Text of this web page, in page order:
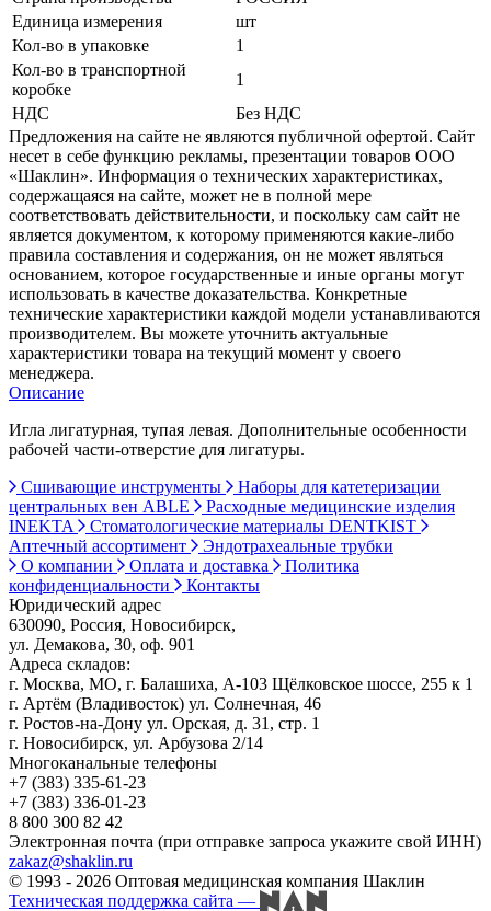
Единица измерения
шт
Кол-во в упаковке
1
Кол-во в транспортной
коробке
1
НДС
Без НДС
Предложения на сайте не являются публичной офертой. Сайт
несет в себе функцию рекламы, презентации товаров ООО
«Шаклин». Информация о технических характеристиках,
содержащаяся на сайте, может не в полной мере
соответствовать действительности, и поскольку сам сайт не
является документом, к которому применяются какие-либо
правила составления и содержания, он не может являться
основанием, которое государственные и иные органы могут
использовать в качестве доказательства. Конкретные
технические характеристики каждой модели устанавливаются
производителем. Вы можете уточнить актуальные
характеристики товара на текущий момент у своего
менеджера.
Описание
Игла лигатурная, тупая левая. Дополнительные особенности
рабочей части-отверстие для лигатуры.
Сшивающие инструменты
Наборы для катетеризации
центральных вен ABLE
Расходные медицинские изделия
INEKTA
Стоматологические материалы DENTKIST
Аптечный ассортимент
Эндотрахеальные трубки
О компании
Оплата и доставка
Политика
конфиденциальности
Контакты
Юридический адрес
630090, Россия, Новосибирск,
ул. Демакова, 30, оф. 901
Адреса складов:
г. Москва, МО, г. Балашиха, А-103 Щёлковское шоссе, 255 к 1
г. Артём (Владивосток) ул. Солнечная, 46
г. Ростов-на-Дону ул. Орская, д. 31, стр. 1
г. Новосибирск, ул. Арбузова 2/14
Многоканальные телефоны
+7 (383) 335-61-23
+7 (383) 336-01-23
8 800 300 82 42
Электронная почта (при отправке запроса укажите свой ИНН)
zakaz@shaklin.ru
© 1993 - 2026 Оптовая медицинская компания Шаклин
Техническая поддержка сайта —